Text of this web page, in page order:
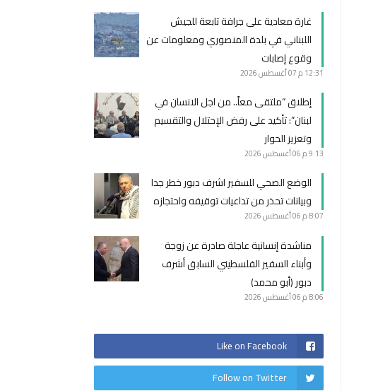
غارة معادية على جرافة تابعة للجيش
اللبناني في بلدة المنصوري ومعلومات عن
وقوع إصابات
12:31 م 07 أغسطس 2026
إطلاق “ملتقى معاً.. من اجل الانسان في
لبنان”: تأكيد على رفض الإحتلال والتقسيم
وتعزيز الحوار
9:13 م 06 أغسطس 2026
الوضع الصحي للسفير اشرف دبور خطر جدا
وبيانات تحذر من تداعيات توقيفه واحتجازه
8:07 م 06 أغسطس 2026
مناشدة إنسانية عاجلة صادرة عن زوجة
وأبناء السفير الفلسطيني السابق أشرف
دبور (أبو محمد)
8:06 م 06 أغسطس 2026
Like on Facebook
Follow on Twitter